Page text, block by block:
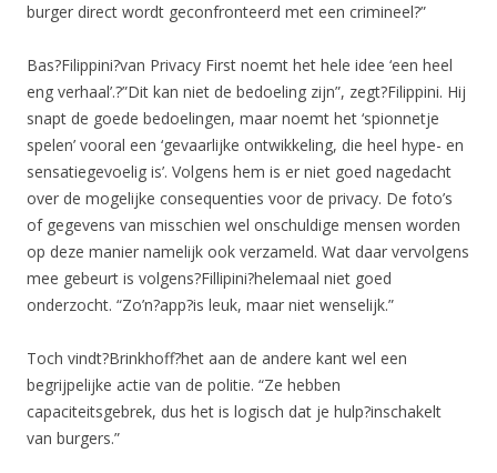
burger direct wordt geconfronteerd met een crimineel?”
Bas?Filippini?van Privacy First noemt het hele idee ‘een heel
eng verhaal’.?”Dit kan niet de bedoeling zijn”, zegt?Filippini. Hij
snapt de goede bedoelingen, maar noemt het ‘spionnetje
spelen’ vooral een ‘gevaarlijke ontwikkeling, die heel hype- en
sensatiegevoelig is’. Volgens hem is er niet goed nagedacht
over de mogelijke consequenties voor de privacy. De foto’s
of gegevens van misschien wel onschuldige mensen worden
op deze manier namelijk ook verzameld. Wat daar vervolgens
mee gebeurt is volgens?Fillipini?helemaal niet goed
onderzocht. “Zo’n?app?is leuk, maar niet wenselijk.”
Toch vindt?Brinkhoff?het aan de andere kant wel een
begrijpelijke actie van de politie. “Ze hebben
capaciteitsgebrek, dus het is logisch dat je hulp?inschakelt
van burgers.”